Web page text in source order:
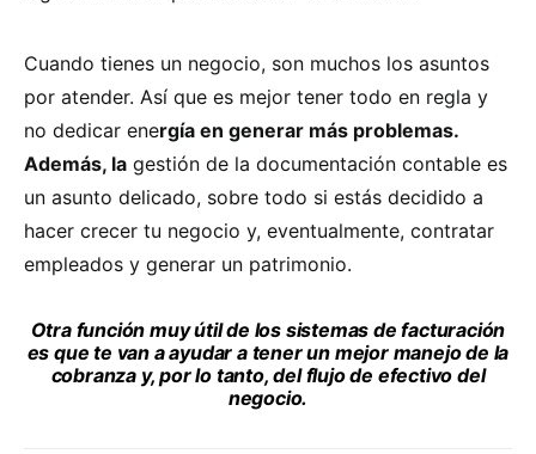
Cuando tienes un negocio, son muchos los asuntos
por atender. Así que es mejor tener todo en regla y
no dedicar energía en generar más problemas.
Además, la gestión de la documentación contable es
un asunto delicado, sobre todo si estás decidido a
hacer crecer tu negocio y, eventualmente, contratar
empleados y generar un patrimonio.
Otra función muy útil de los sistemas de facturación
es que te van a ayudar a tener un mejor manejo de la
cobranza y, por lo tanto, del flujo de efectivo del
negocio.